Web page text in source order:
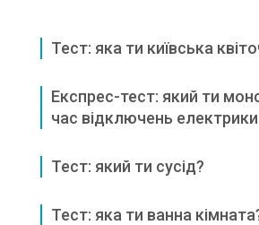
Тест: яка ти київська
Експрес-тест: який ти
час відключень електрики
Тест: який ти сусід?
Тест: яка ти ванна